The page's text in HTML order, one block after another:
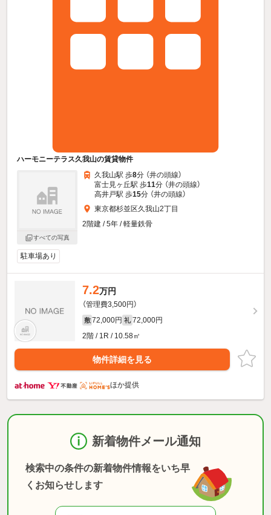
ハーモニーテラス久我山の賃貸物件
すべての写真
久我山駅 歩8分 （井の頭線）
富士見ヶ丘駅 歩11分 （井の頭線）
高井戸駅 歩15分 （井の頭線）
東京都杉並区久我山2丁目
2階建 / 5年 / 軽量鉄骨
駐車場あり
7.2万円
（管理費3,500円）
敷 72,000円 礼 72,000円
2階 / 1R / 10.58㎡
物件詳細を見る
ほか提供
新着物件メール通知
検索中の条件の新着物件情報をいち早
くお知らせします